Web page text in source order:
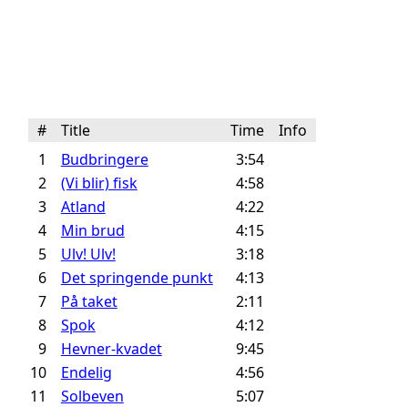
# Title Time
Info
1
Budbringere
3:54
2
(Vi blir) fisk
4:58
3
Atland
4:22
4
Min brud
4:15
5
Ulv! Ulv!
3:18
6
Det springende punkt
4:13
7
På taket
2:11
8
Spok
4:12
9
Hevner-kvadet
9:45
10
Endelig
4:56
11
Solbeven
5:07